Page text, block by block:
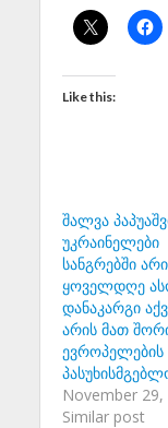
Like this:
შალვა
უკრაინელები
სანგრებში
ყოველდღე
დანაკარგი
არის მათ
ევროპელების
November 29,
Similar post